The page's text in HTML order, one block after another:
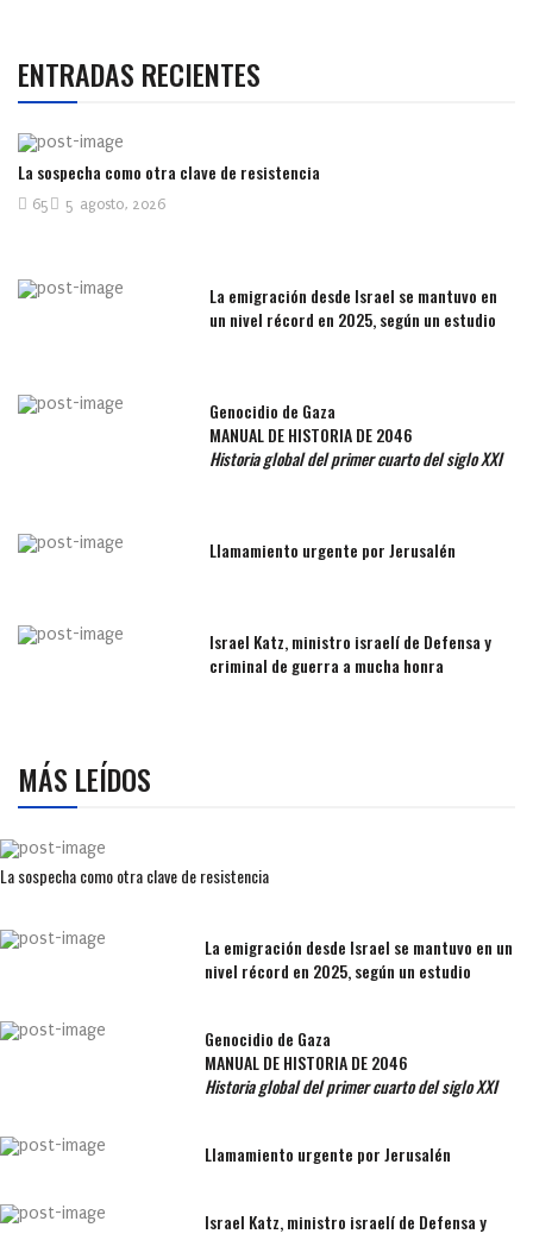
ENTRADAS RECIENTES
La sospecha como otra clave de resistencia
5 agosto, 2026
65
La emigración desde Israel se mantuvo en
un nivel récord en 2025, según un estudio
Genocidio de Gaza
MANUAL DE HISTORIA DE 2046
Historia global del primer cuarto del siglo XXI
Llamamiento urgente por Jerusalén
Israel Katz, ministro israelí de Defensa y
criminal de guerra a mucha honra
MÁS LEÍDOS
La sospecha como otra clave de resistencia
La emigración desde Israel se mantuvo en un
nivel récord en 2025, según un estudio
Genocidio de Gaza
MANUAL DE HISTORIA DE 2046
Historia global del primer cuarto del siglo XXI
Llamamiento urgente por Jerusalén
Israel Katz, ministro israelí de Defensa y